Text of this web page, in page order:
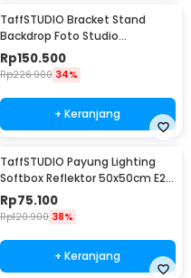
TaffSTUDIO Bracket Stand
Backdrop Foto Studio
200x160cm - DD-110
Rp150.500
Rp226.900 34%
+ Keranjang
TaffSTUDIO Payung Lighting
Softbox Reflektor 50x50cm E27
Single Socket - LD-TZ206
Rp75.100
Rp120.900 38%
+ Keranjang